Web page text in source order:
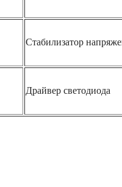
Стабилизатор
Драйвер светодиода